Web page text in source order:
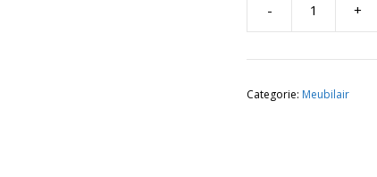
-
Buffettafel
met
rok
+
Categorie: Meubilair